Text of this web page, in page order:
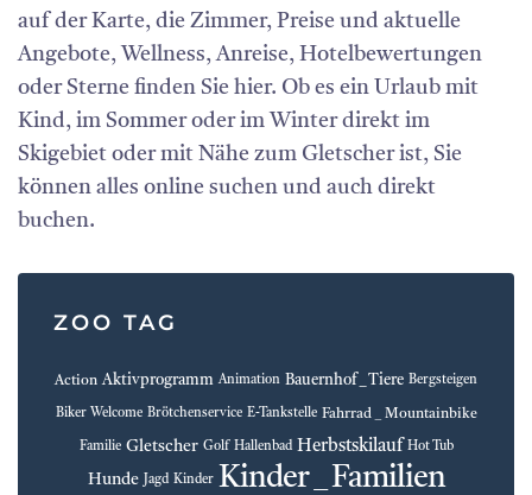
auf der Karte, die Zimmer, Preise und aktuelle
Angebote, Wellness, Anreise, Hotelbewertungen
oder Sterne finden Sie hier. Ob es ein Urlaub mit
Kind, im Sommer oder im Winter direkt im
Skigebiet oder mit Nähe zum Gletscher ist, Sie
können alles online suchen und auch direkt
buchen.
ZOO TAG
Action Aktivprogramm Animation Bauernhof _ Tiere Bergsteigen
Biker Welcome Brötchenservice E-Tankstelle Fahrrad _ Mountainbike
Familie Gletscher Golf Hallenbad Herbstskilauf Hot Tub
Hunde Jagd Kinder Kinder _ Familien